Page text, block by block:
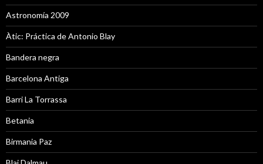
Astronomía 2009
Àtic: Práctica de Antonio Blay
Bandera negra
Barcelona Antiga
Barri La Torrassa
Betania
Birmania Paz